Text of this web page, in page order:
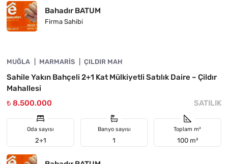
Bahadır BATUM
Firma Sahibi
YATIRIMA UYGUN
MUĞLA MARMARIS ÇILDIR MAH
Sahile Yakın Bahçeli 2+1 Kat Mülkiyetli Satılık Daire – Çildır
Mahallesi
₺ 8.500.000
SATILIK
Oda sayısı
2+1
Banyo sayısı
1
Toplam m²
100 m²